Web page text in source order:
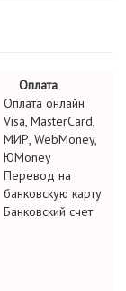
Оплата
Оплата онлайн
Visa, MasterCard,
МИР, WebMoney,
ЮMoney
Перевод на
банковскую карту
Банковский счет